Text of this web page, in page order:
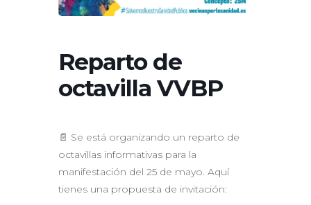
Reparto de
octavilla VVBP
📄 Se está organizando un reparto de
octavillas informativas para la
manifestación del 25 de mayo. Aquí
tienes una propuesta de invitación: